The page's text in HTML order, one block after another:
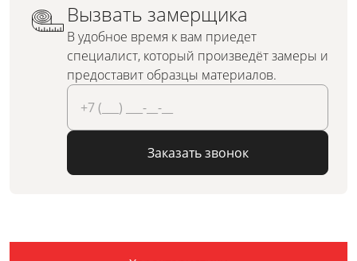
Вызвать замерщика
В удобное время к вам приедет
специалист, который произведёт замеры и
предоставит образцы материалов.
Заказать звонок